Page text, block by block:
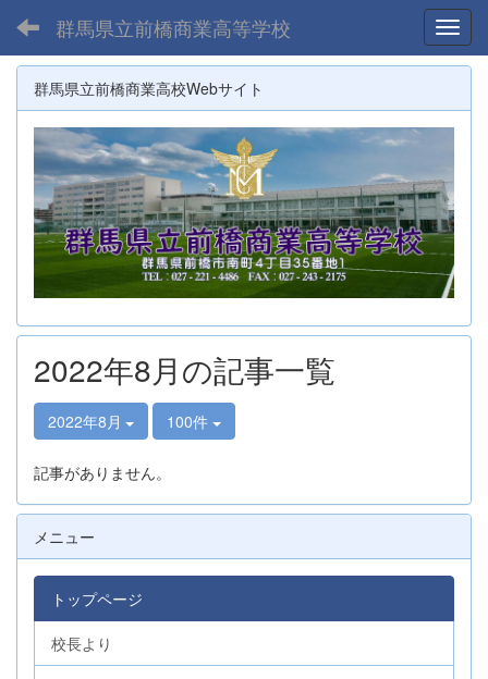
群馬県立前橋商業高等学校
群馬県立前橋商業高校Webサイト
2022年8月の記事一覧
2022年8月 100件
記事がありません。
メニュー
トップページ
校長より